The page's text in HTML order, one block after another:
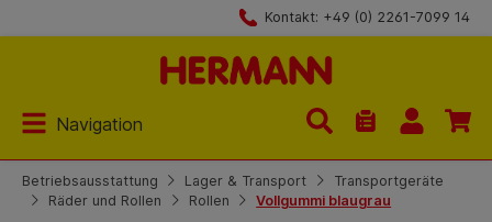
Kontakt: +49 (0) 2261-7099 14
Navigation
Du hast 0
Betriebsausstattung Lager & Transport
Transportgeräte
Räder und Rollen
Rollen Vollgummi blaugrau